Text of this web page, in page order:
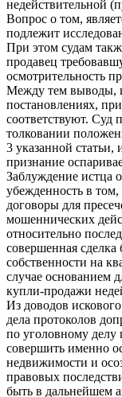
недействительной
Вопрос о том,
подлежит
При этом судам
продавец
осмотрительность
Между тем выводы,
постановлениях,
соответствуют. Суд
толковании
3 указанной
признание
Заблуждение истца
убежденность в
договоры для
мошеннических
относительно
совершенная сделка
собственности на
случае основанием
купли-продажи
Из доводов
дела протоколов
по уголовному делу
совершить именно
недвижимости и
правовых
быть в дальнейшем